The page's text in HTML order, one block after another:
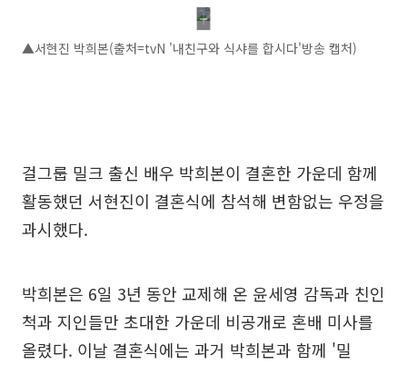
▲서현진 박희본(출처=tvN '내친구와 식샤를 합시다'방송 캡처)
걸그룹 밀크 출신 배우 박희본이 결혼한 가운데 함께
활동했던 서현진이 결혼식에 참석해 변함없는 우정을
과시했다.
박희본은 6일 3년 동안 교제해 온 윤세영 감독과 친인
척과 지인들만 초대한 가운데 비공개로 혼배 미사를
올렸다. 이날 결혼식에는 과거 박희본과 함께 '밀